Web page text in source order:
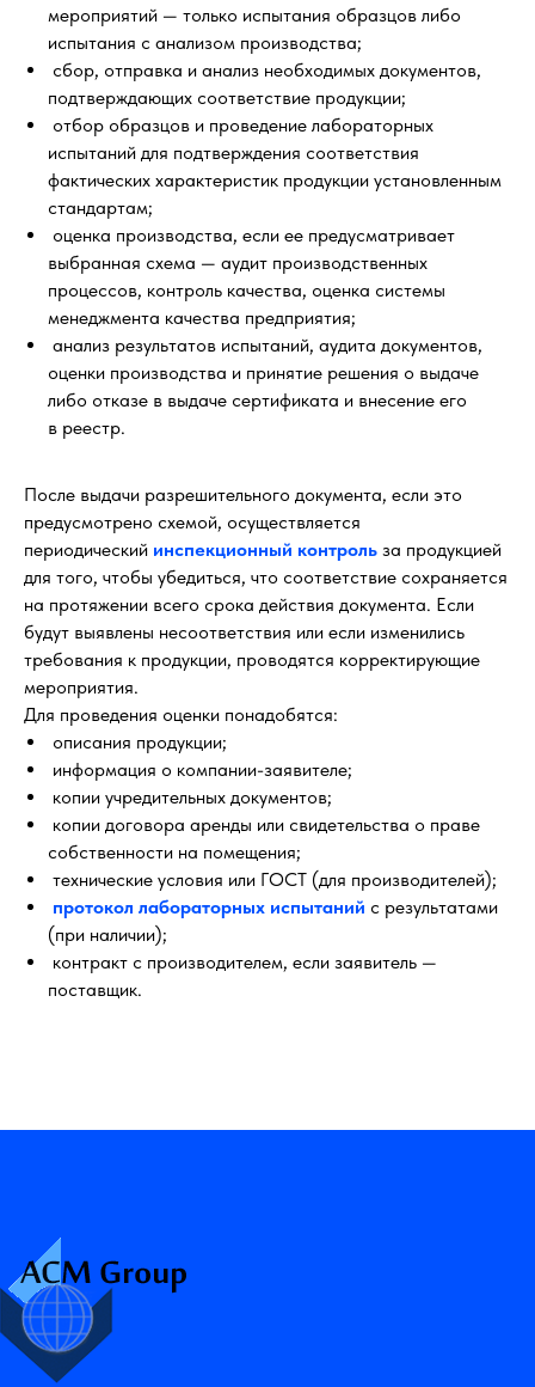
мероприятий — только испытания образцов либо
испытания с анализом производства;
сбор, отправка и анализ необходимых документов,
подтверждающих соответствие продукции;
отбор образцов и проведение лабораторных
испытаний для подтверждения соответствия
фактических характеристик продукции установленным
стандартам;
оценка производства, если ее предусматривает
выбранная схема — аудит производственных
процессов, контроль качества, оценка системы
менеджмента качества предприятия;
анализ результатов испытаний, аудита документов,
оценки производства и принятие решения о выдаче
либо отказе в выдаче сертификата и внесение его
в реестр.
После выдачи разрешительного документа, если это
предусмотрено схемой, осуществляется
периодический инспекционный контроль за продукцией
для того, чтобы убедиться, что соответствие сохраняется
на протяжении всего срока действия документа. Если
будут выявлены несоответствия или если изменились
требования к продукции, проводятся корректирующие
мероприятия.
Для проведения оценки понадобятся:
описания продукции;
информация о компании-заявителе;
копии учредительных документов;
копии договора аренды или свидетельства о праве
собственности на помещения;
технические условия или ГОСТ (для производителей);
протокол лабораторных испытаний с результатами
(при наличии);
контракт с производителем, если заявитель —
поставщик.